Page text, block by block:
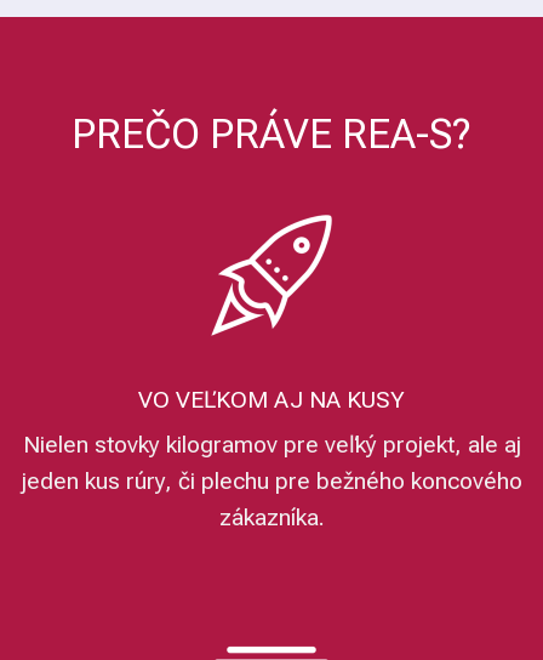
PREČO PRÁVE REA-S?
VO VEĽKOM AJ NA KUSY
Nielen stovky kilogramov pre veľký projekt, ale aj
jeden kus rúry, či plechu pre bežného koncového
zákazníka.